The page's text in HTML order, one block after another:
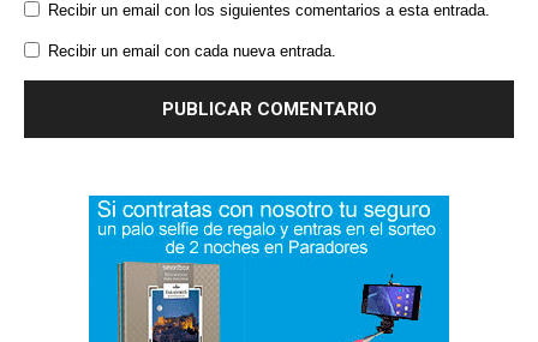
Recibir un email con los siguientes comentarios a esta entrada.
Recibir un email con cada nueva entrada.